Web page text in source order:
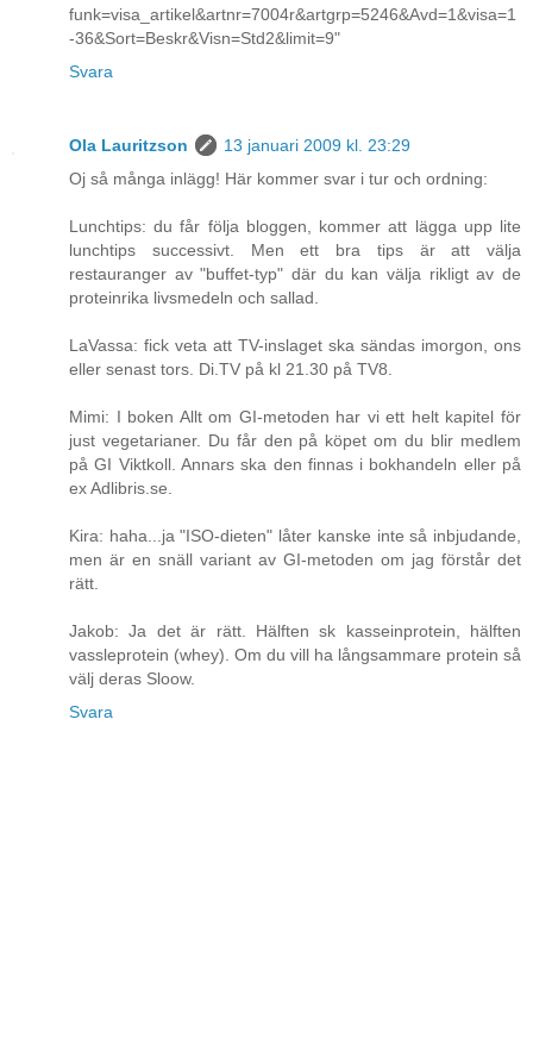
funk=visa_artikel&artnr=7004r&artgrp=5246&Avd=1&visa=1
-36&Sort=Beskr&Visn=Std2&limit=9"
Svara
Ola Lauritzson
13 januari 2009 kl. 23:29
Oj så många inlägg! Här kommer svar i tur och ordning:
Lunchtips: du får följa bloggen, kommer att lägga upp lite
lunchtips successivt. Men ett bra tips är att välja
restauranger av "buffet-typ" där du kan välja rikligt av de
proteinrika livsmedeln och sallad.
LaVassa: fick veta att TV-inslaget ska sändas imorgon, ons
eller senast tors. Di.TV på kl 21.30 på TV8.
Mimi: I boken Allt om GI-metoden har vi ett helt kapitel för
just vegetarianer. Du får den på köpet om du blir medlem
på GI Viktkoll. Annars ska den finnas i bokhandeln eller på
ex Adlibris.se.
Kira: haha...ja "ISO-dieten" låter kanske inte så inbjudande,
men är en snäll variant av GI-metoden om jag förstår det
rätt.
Jakob: Ja det är rätt. Hälften sk kasseinprotein, hälften
vassleprotein (whey). Om du vill ha långsammare protein så
välj deras Sloow.
Svara